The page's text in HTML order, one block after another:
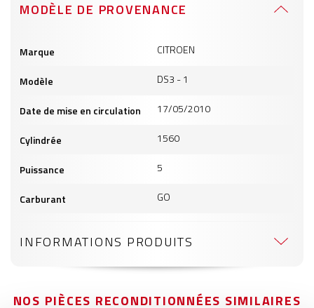
MODÈLE DE PROVENANCE
produits
Marque CITROEN
Modèle DS3 - 1
Date de mise en circulation 17/05/2010
Cylindrée 1560
Puissance 5
Carburant GO
INFORMATIONS PRODUITS
NOS PIÈCES RECONDITIONNÉES SIMILAIRES